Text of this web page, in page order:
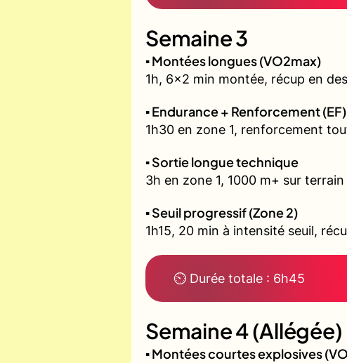
Semaine 3
▪️ Montées longues (VO2max)
1h, 6x2 min montée, récup en
▪️ Endurance + Renforcement (EF)
1h30 en zone 1, renforcement
▪️ Sortie longue technique
3h en zone 1, 1000 m+ sur terrain
▪️ Seuil progressif (Zone 2)
1h15, 20 min à intensité seuil,
⏲ Durée totale : 6h45
Semaine 4 (Allégée)
▪️ Montées courtes explosives